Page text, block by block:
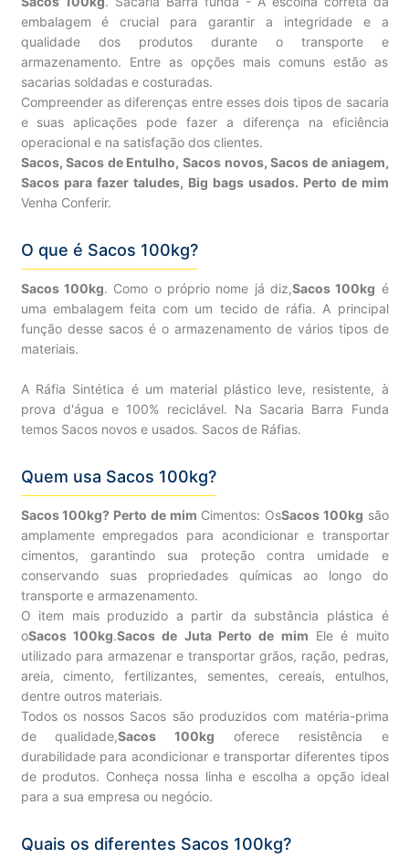
embalagem é crucial para garantir a integridade e a
qualidade dos produtos durante o transporte e
armazenamento. Entre as opções mais comuns estão as
sacarias soldadas e costuradas.
Compreender as diferenças entre esses dois tipos de sacaria
e suas aplicações pode fazer a diferença na eficiência
operacional e na satisfação dos clientes.
Sacos, Sacos de Entulho, Sacos novos, Sacos de aniagem,
Sacos para fazer taludes, Big bags usados. Perto de mim
Venha Conferir.
O que é Sacos 100kg?
Sacos 100kg. Como o próprio nome já diz,Sacos 100kg é
uma embalagem feita com um tecido de ráfia. A principal
função desse sacos é o armazenamento de vários tipos de
materiais.
A Ráfia Sintética é um material plástico leve, resistente, à
prova d'água e 100% reciclável. Na Sacaria Barra Funda
temos Sacos novos e usados. Sacos de Ráfias.
Quem usa Sacos 100kg?
Sacos 100kg? Perto de mim Cimentos: OsSacos 100kg são
amplamente empregados para acondicionar e transportar
cimentos, garantindo sua proteção contra umidade e
conservando suas propriedades químicas ao longo do
transporte e armazenamento.
O item mais produzido a partir da substância plástica é
oSacos 100kg.Sacos de Juta Perto de mim Ele é muito
utilizado para armazenar e transportar grãos, ração, pedras,
areia, cimento, fertilizantes, sementes, cereais, entulhos,
dentre outros materiais.
Todos os nossos Sacos são produzidos com matéria-prima
de qualidade,Sacos 100kg oferece resistência e
durabilidade para acondicionar e transportar diferentes tipos
de produtos. Conheça nossa linha e escolha a opção ideal
para a sua empresa ou negócio.
Quais os diferentes Sacos 100kg?